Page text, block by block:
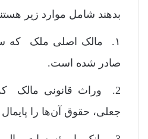
بدهند شامل موارد زیر
۱. مالک اصلی ملک که
صادر شده است.
2. وراث قانونی مالک
جعلی، حقوق آن‌ها را